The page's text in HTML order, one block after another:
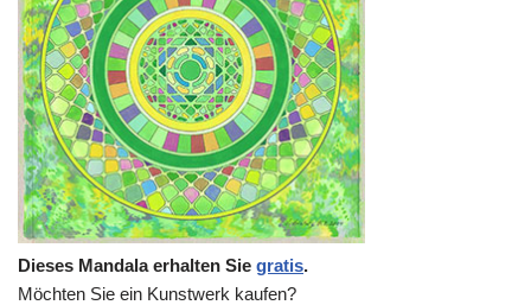
Dieses Mandala erhalten Sie gratis.
Möchten Sie ein Kunstwerk kaufen?